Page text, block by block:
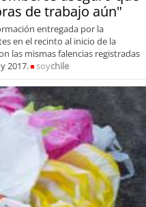
de trabajo aún"
entregada por la
en el recinto al inicio de la
las mismas falencias registradas
2017.
soychile